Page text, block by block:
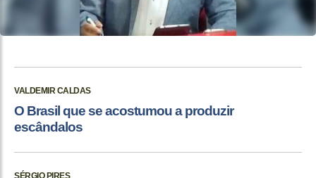
VALDEMIR CALDAS
O Brasil que se acostumou a produzir
escândalos
SÉRGIO PIRES